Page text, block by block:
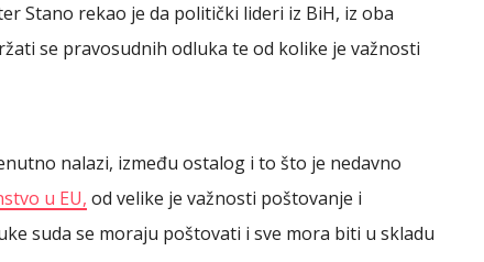
Stano rekao je da politički lideri iz BiH, iz oba
se pravosudnih odluka te od kolike je važnosti
nalazi, između ostalog i to što je nedavno
u EU, od velike je važnosti poštovanje i
suda se moraju poštovati i sve mora biti u skladu